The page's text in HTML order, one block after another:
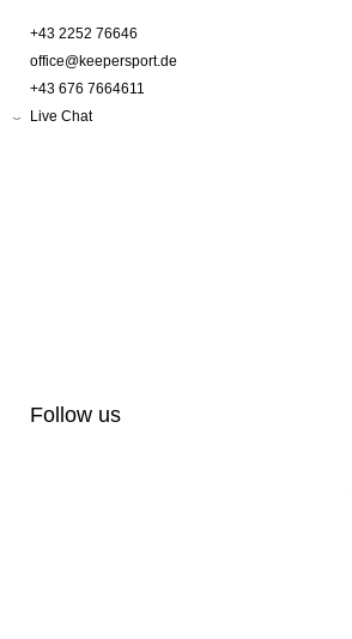
+43 2252 76646
office@keepersport.de
+43 676 7664611
Live Chat
Follow us